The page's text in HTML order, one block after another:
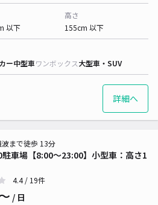
以下
高さ
155cm 以下
ー中型車ワンボックス大型車・SUV
詳細へ
駐車場【8:00〜23:00】小型車：高さ1
まで徒歩 13分
4.4/ 19件
/ 日